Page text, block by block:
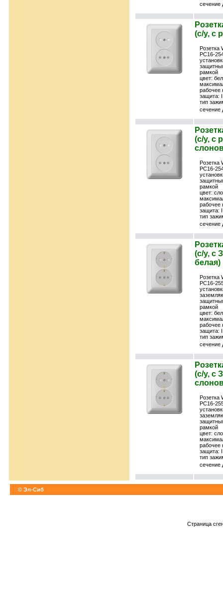
сечение
(с/у, с
Розетка
РС16-
рамкой
цвет:
рабочее
защита:
тип
сечение
(с/у, с
Розетка
РС16-
рамкой
цвет:
рабочее
защита:
тип
сечение
(с/у, с
белая)
Розетка
РС16-
рамкой
цвет:
рабочее
защита:
тип
сечение
(с/у, с
Розетка
РС16-
рамкой
цвет:
рабочее
защита:
тип
сечение
© Эл-Сиб
Страница